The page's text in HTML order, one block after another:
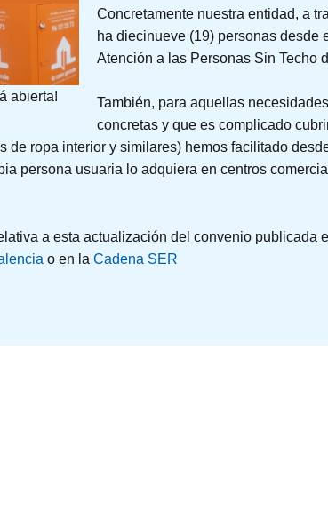
abierta!
Concretamente nuestra entidad, a
ha diecinueve (19) personas desde
Atención a las Personas Sin Techo
También, para aquellas
concretas y que es complicado
de ropa interior y similares) hemos facilitado
persona usuaria lo adquiera en centros
a esta actualización del convenio publicada
o en la Cadena SER